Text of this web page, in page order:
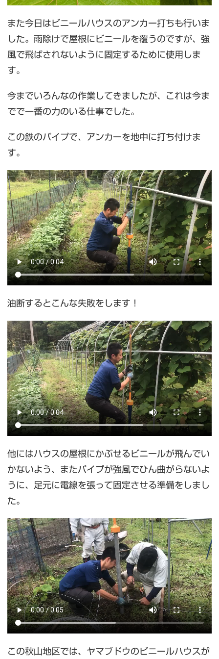
また今日はビニールハウスのアンカー打ちも行いま
した。雨除けで屋根にビニールを覆うのですが、強
風で飛ばされないように固定するために使用しま
す。
今までいろんなの作業してきましたが、これは今ま
でで一番の力のいる仕事でした。
この鉄のパイプで、アンカーを地中に打ち付けま
す。
油断するとこんな失敗をします！
他にはハウスの屋根にかぶせるビニールが飛んでい
かないよう、またパイプが強風でひん曲がらないよ
うに、足元に電線を張って固定させる準備をしまし
た。
この秋山地区では、ヤマブドウのビニールハウスが